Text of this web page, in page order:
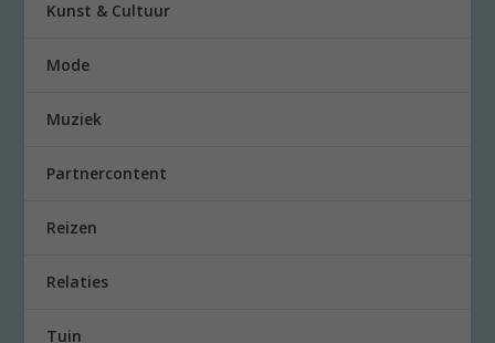
Kunst & Cultuur
Mode
Muziek
Partnercontent
Reizen
Relaties
Tuin